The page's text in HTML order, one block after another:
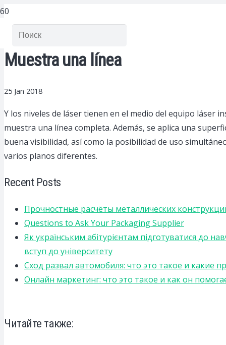
Muestra una línea
25 Jan 2018
Y los niveles de láser tienen en el medio del equipo láser
muestra una línea completa. Además, se aplica una
buena visibilidad, así como la posibilidad de uso
varios planos diferentes.
Recent Posts
Прочностные расчёты металлических
Questions to Ask Your Packaging Supplier
Як українським абітурієнтам підготуватися до
вступ до університету
Сход развал автомобиля: что это такое и какие
Онлайн маркетинг: что это такое и как он
Читайте также: